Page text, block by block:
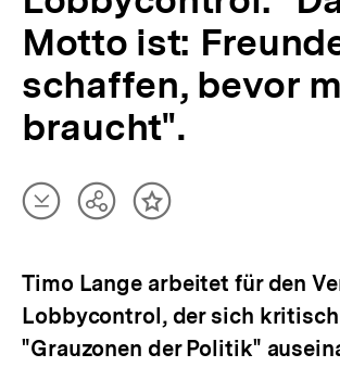
Motto ist:
schaffen, bevor
braucht".
Artikel
herunterladen
TeilenInhalt
Timo Lange arbeitet für den
Lobbycontrol, der sich
"Grauzonen der Politik"